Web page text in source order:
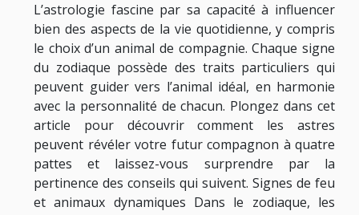
L’astrologie fascine par sa capacité à influencer
bien des aspects de la vie quotidienne, y compris
le choix d’un animal de compagnie. Chaque signe
du zodiaque possède des traits particuliers qui
peuvent guider vers l’animal idéal, en harmonie
avec la personnalité de chacun. Plongez dans cet
article pour découvrir comment les astres
peuvent révéler votre futur compagnon à quatre
pattes et laissez-vous surprendre par la
pertinence des conseils qui suivent. Signes de feu
et animaux dynamiques Dans le zodiaque, les